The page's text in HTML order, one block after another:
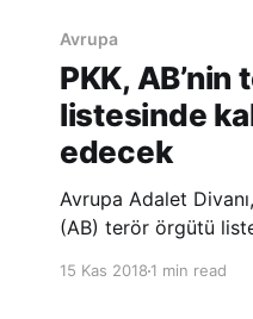
Avrupa
PKK,
listesinde
edecek
Avrupa Adalet
(AB) terör örgütü
15 Kas 20181 min read